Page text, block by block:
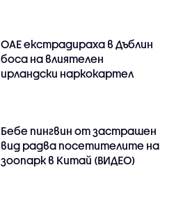
ОАЕ екстрадираха в Дъблин
боса на влиятелен
ирландски наркокартел
Бебе пингвин от застрашен
вид радва посетителите на
зоопарк в Китай (ВИДЕО)